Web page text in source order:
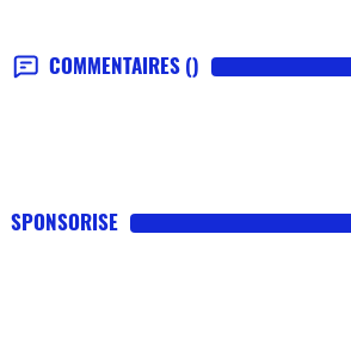
COMMENTAIRES ()
SPONSORISE